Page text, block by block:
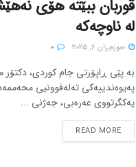
قوربان ببێتە هۆی
لە ناوچەکە
حوزه‌یران 6, 2025
بە پێی ڕاپۆرتی جام کوردی،
پەیوەندییەکی تەلەفوونیی
یەکگرتووی عەرەبی، جەژنی ...
READ MORE